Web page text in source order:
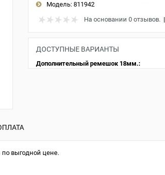
Модель:811942
На основании 0 отзывов.|
ДОСТУПНЫЕ ВАРИАНТЫ
Дополнительный ремешок 18мм.:
по выгодной цене.